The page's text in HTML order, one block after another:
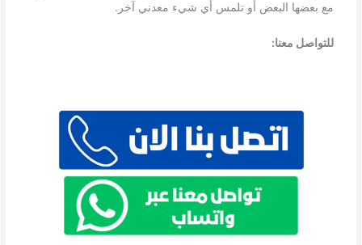
مع بعضها البعض أو تلمس أي شيء معدني آخر.
للتواصل معنا: